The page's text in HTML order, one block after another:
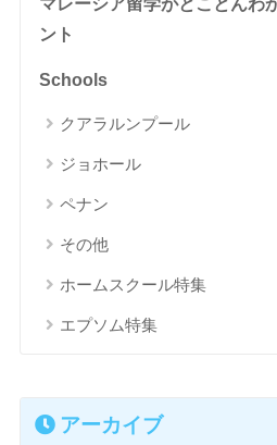
マレーシア留学がとことんわ
ント
Schools
クアラルンプール
ジョホール
ペナン
その他
ホームスクール特集
エプソム特集
アーカイブ